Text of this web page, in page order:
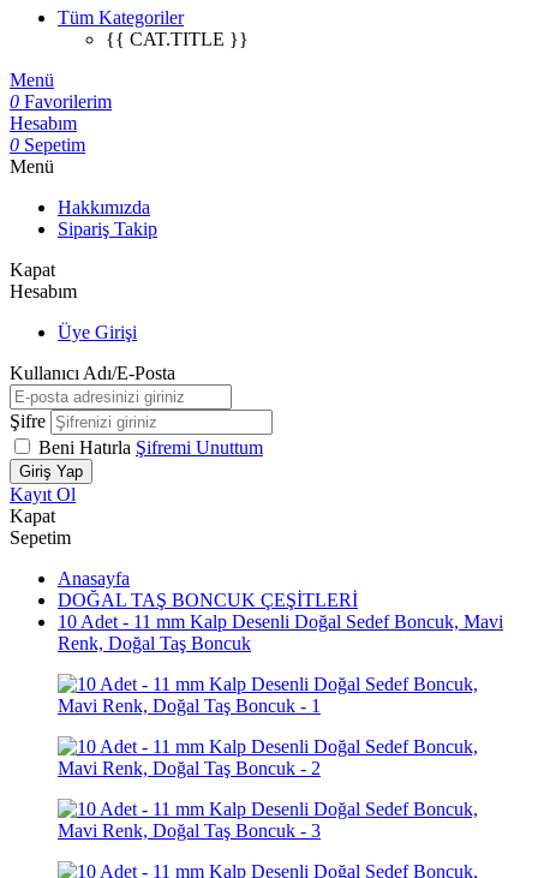
Tüm Kategoriler
{{ CAT.TITLE }}
Menü
0 Favorilerim
Hesabım
0 Sepetim
Menü
Hakkımızda
Sipariş Takip
Kapat
Hesabım
Üye Girişi
Kullanıcı Adı/E-Posta
Şifre
Beni Hatırla Şifremi Unuttum
Giriş Yap
Kayıt Ol
Kapat
Sepetim
Anasayfa
DOĞAL TAŞ BONCUK ÇEŞİTLERİ
10 Adet - 11 mm Kalp Desenli Doğal Sedef Boncuk, Mavi
Renk, Doğal Taş Boncuk